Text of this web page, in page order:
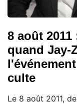
8 août
quand Jay-
culte
Le 8 août 2011,